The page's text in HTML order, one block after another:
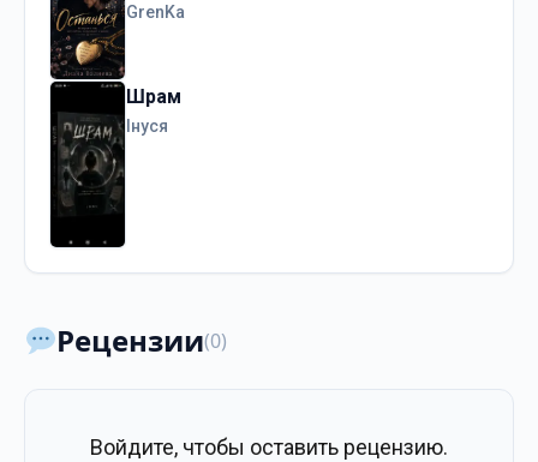
GrenKa
Шрам
Інуся
Рецензии(0)
Войдите, чтобы оставить рецензию.